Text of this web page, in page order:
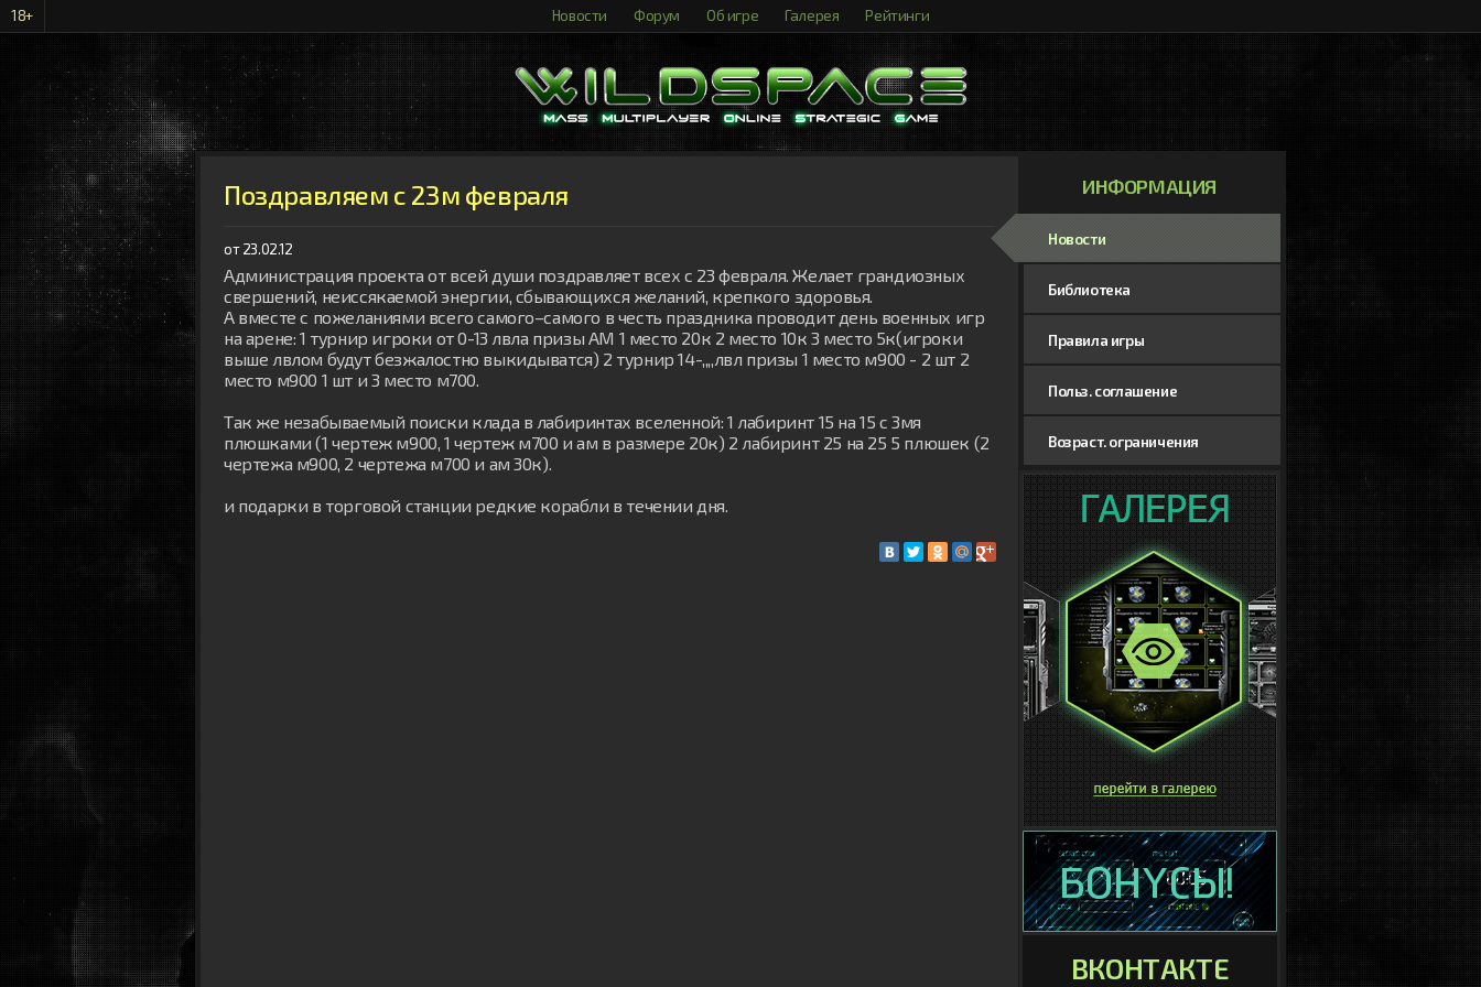
18+ Новости Форум Об игре Галерея Рейтинги
Поздравляем с 23м февраля
от 23.02.12
Администрация проекта от всей души поздравляет всех с 23 февраля. Желает грандиозных
свершений, неиссякаемой энергии, сбывающихся желаний, крепкого здоровья.
А вместе с пожеланиями всего самого–самого в честь праздника проводит день военных игр
на арене: 1 турнир игроки от 0-13 лвла призы АМ 1 место 20к 2 место 10к 3 место 5к(игроки
выше лвлом будут безжалостно выкидыватся) 2 турнир 14-,,,,лвл призы 1 место м900 - 2 шт 2
место м900 1 шт и 3 место м700.
Так же незабываемый поиски клада в лабиринтах вселенной: 1 лабиринт 15 на 15 с 3мя
плюшками (1 чертеж м900, 1 чертеж м700 и ам в размере 20к) 2 лабиринт 25 на 25 5 плюшек (2
чертежа м900, 2 чертежа м700 и ам 30к).
и подарки в торговой станции редкие корабли в течении дня.
ИНФОРМАЦИЯ
Новости
Библиотека
Правила игры
Польз. соглашение
Возраст. ограничения
ВКОНТАКТЕ